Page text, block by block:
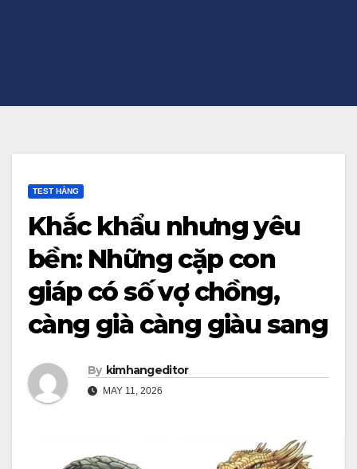
TEST HẰNG
Khắc khẩu nhưng yêu
bền: Những cặp con
giáp có số vợ chồng,
càng già càng giàu sang
By kimhangeditor
MAY 11, 2026